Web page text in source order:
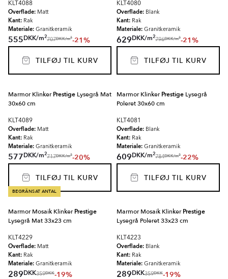
KLT4088
Overflade: Matt
Kant: Rak
Materiale: Granitkeramik
555DKK/m2
707DKK/m2-21%
TILFØJ TIL KURV
KLT4080
Overflade: Blank
Kant: Rak
Materiale: Granitkeramik
629DKK/m2
796DKK/m2-21%
TILFØJ TIL KURV
Marmor KlinkerPrestige Lysegrå Mat
30x60 cm
KLT4089
Overflade: Matt
Kant: Rak
Materiale: Granitkeramik
577DKK/m2
717DKK/m2-20%
TILFØJ TIL KURV
Marmor KlinkerPrestige Lysegrå
Poleret 30x60 cm
KLT4081
Overflade: Blank
Kant: Rak
Materiale: Granitkeramik
609DKK/m2
784DKK/m2-22%
TILFØJ TIL KURV
BEGRÄNSAT ANTAL
Marmor Mosaik KlinkerPrestige
Lysegrå Mat 33x23 cm
KLT4229
Overflade: Matt
Kant: Rak
Materiale: Granitkeramik
289DKK359DKK-19%
Marmor Mosaik KlinkerPrestige
Lysegrå Poleret 33x23 cm
KLT4223
Overflade: Blank
Kant: Rak
Materiale: Granitkeramik
289DKK359DKK-19%